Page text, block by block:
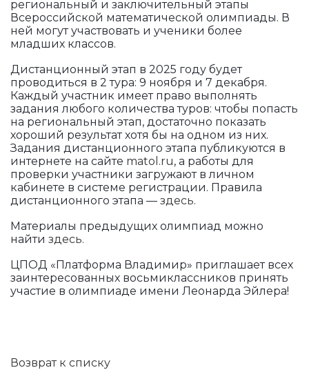
региональный и заключительный этапы
Всероссийской математической олимпиады. В
ней могут участвовать и ученики более
младших классов.
Дистанционный этап в 2025 году будет
проводиться в 2 тура: 9 ноября и 7 декабря.
Каждый участник имеет право выполнять
задания любого количества туров: чтобы попасть
на региональный этап, достаточно показать
хороший результат хотя бы на одном из них.
Задания дистанционного этапа публикуются в
интернете на сайте matol.ru, а работы для
проверки участники загружают в личном
кабинете в системе регистрации. Правила
дистанционного этапа — здесь.
Материалы предыдущих олимпиад можно
найти здесь.
ЦПОД «Платформа Владимир» приглашает всех
заинтересованных восьмиклассников принять
участие в олимпиаде имени Леонарда Эйлера!
Возврат к списку